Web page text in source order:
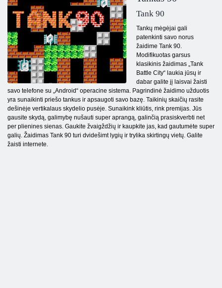
Tank 90
Tankų mėgėjai gali
patenkinti savo norus
žaidime Tank 90.
Modifikuotas garsus
klasikinis žaidimas „Tank
Battle City“ laukia jūsų ir
dabar galite jį laisvai žaisti
savo telefone su „Android“ operacine sistema. Pagrindinė žaidimo užduotis
yra sunaikinti priešo tankus ir apsaugoti savo bazę. Taikinių skaičių rasite
dešinėje vertikalaus skydelio pusėje. Sunaikink kliūtis, rink premijas. Jūs
gausite skydą, galimybę nušauti super aprangą, galinčią prasiskverbti net
per plienines sienas. Gaukite žvaigždžių ir kaupkite jas, kad gautumėte super
galių. Žaidimas Tank 90 turi dvidešimt lygių ir trylika skirtingų vietų. Galite
žaisti internete.